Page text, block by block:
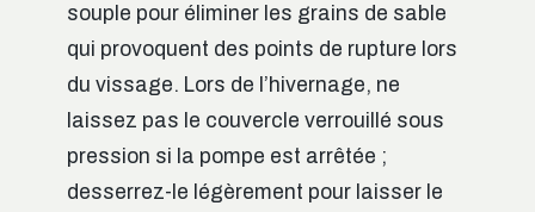
souple pour éliminer les grains de sable
qui provoquent des points de rupture lors
du vissage. Lors de l’hivernage, ne
laissez pas le couvercle verrouillé sous
pression si la pompe est arrêtée ;
desserrez-le légèrement pour laisser le